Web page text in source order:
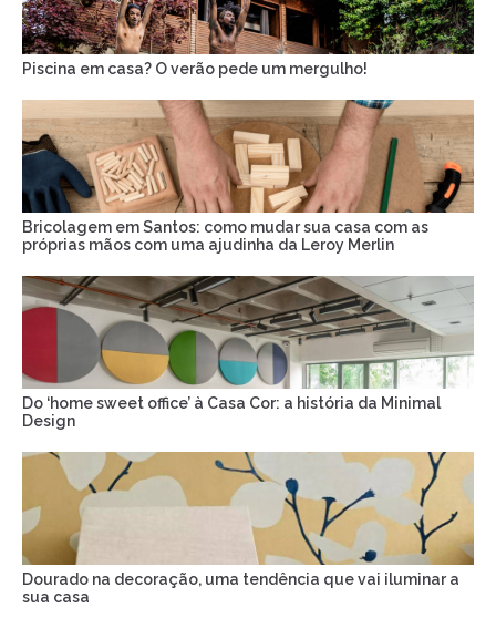
Piscina em casa? O verão pede um mergulho!
Bricolagem em Santos: como mudar sua casa com as
próprias mãos com uma ajudinha da Leroy Merlin
Do ‘home sweet office’ à Casa Cor: a história da Minimal
Design
Dourado na decoração, uma tendência que vai iluminar a
sua casa